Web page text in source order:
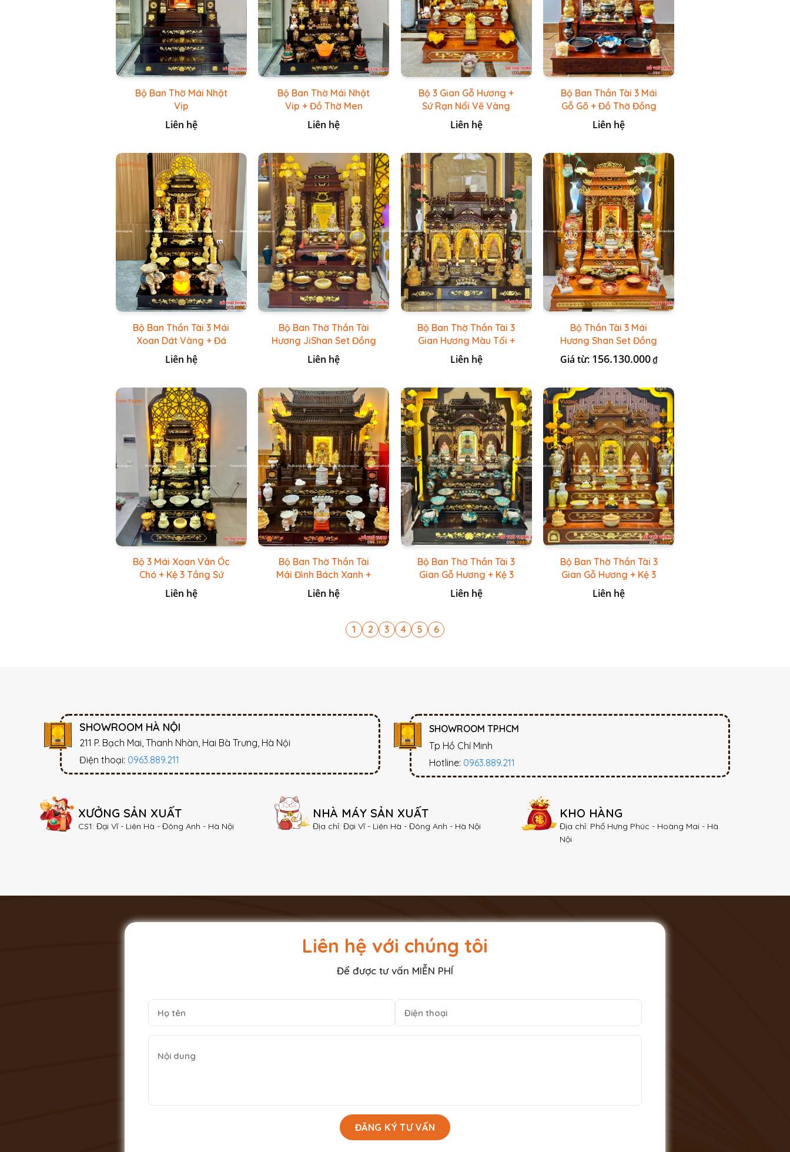
Bộ Ban Thờ Mái Nhật
Vip
Liên hệ
Bộ Ban Thờ Mái Nhật
Vip + Đồ Thờ Men
Hoàng Thổ Vẽ Vàng
Liên hệ
Bộ 3 Gian Gỗ Hương +
Sứ Rạn Nổi Vẽ Vàng
Liên hệ
Bộ Ban Thần Tài 3 Mái
Gỗ Gõ + Đồ Thờ Đồng
Xanh Đen
Liên hệ
Bộ Ban Thần Tài 3 Mái
Xoan Dát Vàng + Đá
Onix Vàng
Liên hệ
Bộ Ban Thờ Thần Tài
Hương JiShan Set Đồng
Dát Vàng
Liên hệ
Bộ Ban Thờ Thần Tài 3
Gian Hương Màu Tối +
Sứ Rạn Nổi Vẽ Vàng
Liên hệ
Bộ Thần Tài 3 Mái
Hương Shan Set Đồng
Vẽ Gấm Đỏ
Giá từ: 156.130.000₫
Bộ 3 Mái Xoan Vân Óc
Chó + Kệ 3 Tầng Sứ
Xanh Cốm Vẽ Vàng
Liên hệ
Bộ Ban Thờ Thần Tài
Mái Đình Bách Xanh +
Trắng Nổi Vẽ Vàng
Liên hệ
Bộ Ban Thờ Thần Tài 3
Gian Gỗ Hương + Kệ 3
Tầng Sứ Xanh Lục Vẽ
Vàng
Liên hệ
Bộ Ban Thờ Thần Tài 3
Gian Gỗ Hương + Kệ 3
Tầng Sứ Trắng Vàng
HĐC
Liên hệ
1 2 3 4 5 6
SHOWROOM HÀ NỘI
211 P. Bạch Mai, Thanh Nhàn, Hai Bà Trưng, Hà Nội
Điện thoại: 0963.889.211
SHOWROOM TP.HCM
Tp Hồ Chí Minh
Hotline: 0963.889.211
XƯỞNG SẢN XUẤT
CS1: Đại Vĩ - Liên Hà - Đông Anh - Hà Nội
NHÀ MÁY SẢN XUẤT
Địa chỉ: Đại Vĩ - Liên Hà - Đông Anh - Hà Nội
KHO HÀNG
Địa chỉ: Phố Hưng Phúc - Hoàng Mai - Hà
Nội
Liên hệ với chúng tôi
Để được tư vấn MIỄN PHÍ